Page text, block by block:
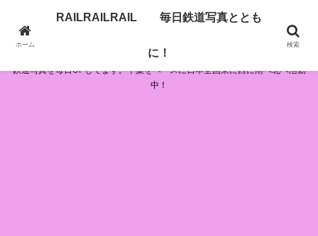
RAILRAILRAIL 毎日鉄道写真とともに！
鉄道写真を毎日UPしてます。千葉をベースに日本全国東に西に南へ北へ活動
中！
ホーム
RAILRAILRAIL 毎日鉄道写真ととも
に！
検索